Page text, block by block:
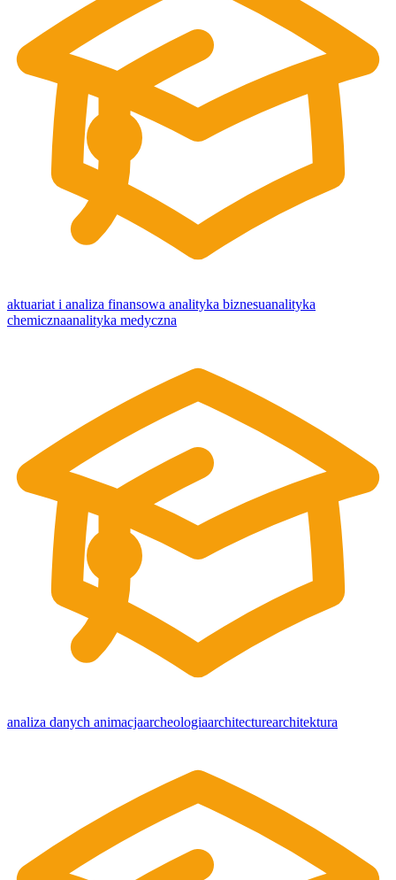
aktuariat i analiza finansowa analityka biznesuanalityka
chemicznaanalityka medyczna
analiza danych animacjaarcheologiaarchitecturearchitektura